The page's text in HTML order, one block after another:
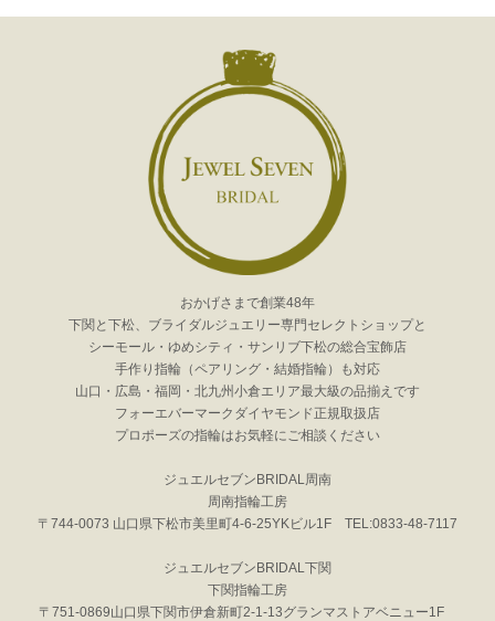
おかげさまで創業48年
下関と下松、ブライダルジュエリー専門セレクトショップと
シーモール・ゆめシティ・サンリブ下松の総合宝飾店
手作り指輪（ペアリング・結婚指輪）も対応
山口・広島・福岡・北九州小倉エリア最大級の品揃えです
フォーエバーマークダイヤモンド正規取扱店
プロポーズの指輪はお気軽にご相談ください
ジュエルセブンBRIDAL周南
周南指輪工房
〒744-0073 山口県下松市美里町4-6-25YKビル1F TEL:0833-48-7117
ジュエルセブンBRIDAL下関
下関指輪工房
〒751-0869山口県下関市伊倉新町2-1-13グランマストアベニュー1F